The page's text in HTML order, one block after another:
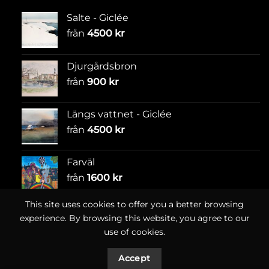
Salte - Giclée
från 4500 kr
Djurgårdsbron
från 900 kr
Längs vattnet - Giclée
från 4500 kr
Farväl
från 1600 kr
This site uses cookies to offer you a better browsing
experience. By browsing this website, you agree to our
use of cookies.
Accept